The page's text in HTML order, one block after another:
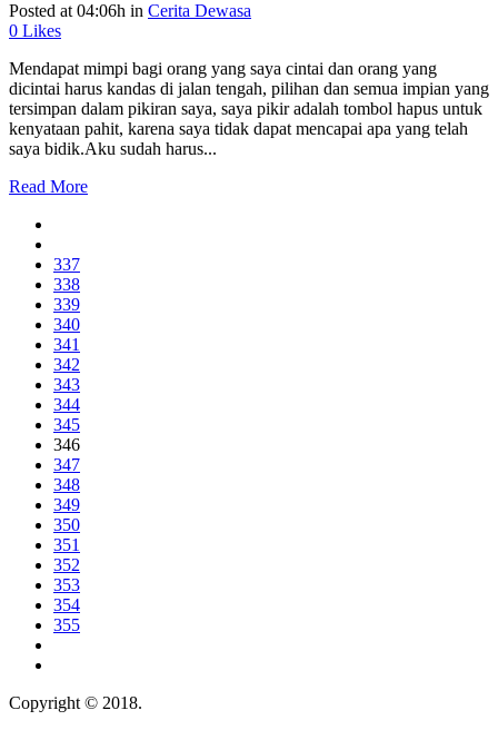
Posted at 04:06h in Cerita Dewasa
0 Likes
Mendapat mimpi bagi orang yang saya cintai dan orang yang
dicintai harus kandas di jalan tengah, pilihan dan semua impian yang
tersimpan dalam pikiran saya, saya pikir adalah tombol hapus untuk
kenyataan pahit, karena saya tidak dapat mencapai apa yang telah
saya bidik.Aku sudah harus...
Read More
337
338
339
340
341
342
343
344
345
346
347
348
349
350
351
352
353
354
355
Copyright © 2018.